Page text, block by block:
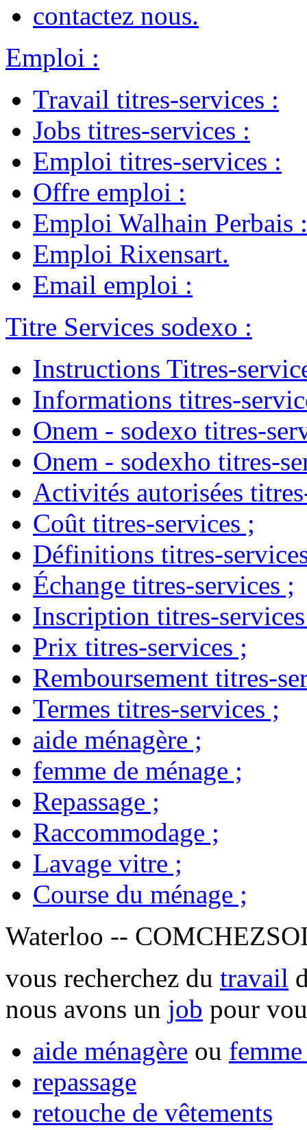
contactez nous.
Emploi :
Travail titres-services :
Jobs titres-services :
Emploi titres-services :
Offre emploi :
Emploi Walhain Perbais :
Emploi Rixensart.
Email emploi :
Titre Services sodexo :
Instructions Titres-
Informations titres-
Onem - sodexo titres-
Onem - sodexho titres-
Activités autorisées
Coût titres-services ;
Définitions titres-
Échange titres-services ;
Inscription titres-services
Prix titres-services ;
Remboursement titres-
Termes titres-services ;
aide ménagère ;
femme de ménage ;
Repassage ;
Raccommodage ;
Lavage vitre ;
Course du ménage ;
Waterloo --
vous recherchez du travail
nous avons un job pour
aide ménagère ou
repassage
retouche de vêtements